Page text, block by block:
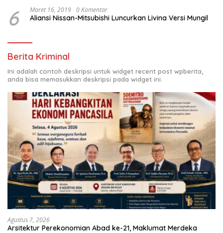
6 Maret 16, 2019 0 Komentar
Aliansi Nissan-Mitsubishi Luncurkan Livina Versi Mungil
Berita Kriminal
Ini adalah contoh deskripsi untuk widget recent post wpberita,
anda bisa memasukkan deskripsi pada widget ini.
Agustus 7, 2026
Arsitektur Perekonomian Abad ke-21, Maklumat Merdeka